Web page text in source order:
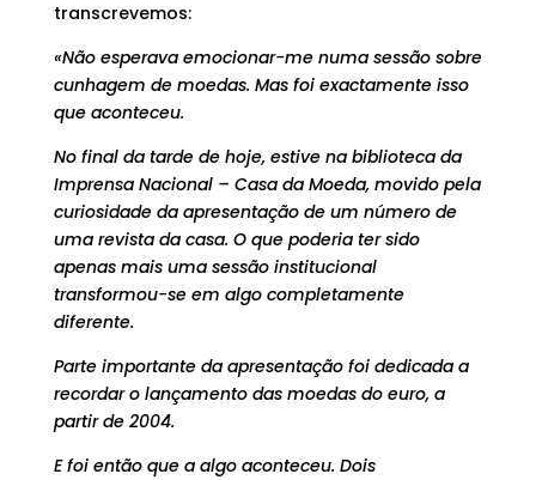
transcrevemos:
«Não esperava emocionar-me numa sessão sobre
cunhagem de moedas. Mas foi exactamente isso
que aconteceu.
No final da tarde de hoje, estive na biblioteca da
Imprensa Nacional – Casa da Moeda, movido pela
curiosidade da apresentação de um número de
uma revista da casa. O que poderia ter sido
apenas mais uma sessão institucional
transformou-se em algo completamente
diferente.
Parte importante da apresentação foi dedicada a
recordar o lançamento das moedas do euro, a
partir de 2004.
E foi então que a algo aconteceu. Dois